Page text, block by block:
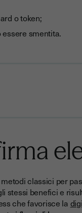
o token;
smentita.
classici per
stessi benefici e
che favorisce la